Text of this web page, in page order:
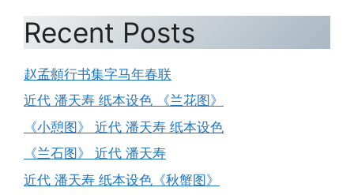
Recent Posts
赵孟頫行书集字马年春联
近代 潘天寿 纸本设色 《兰花图》
《小憩图》 近代 潘天寿 纸本设色
《兰石图》 近代 潘天寿
近代 潘天寿 纸本设色《秋蟹图》